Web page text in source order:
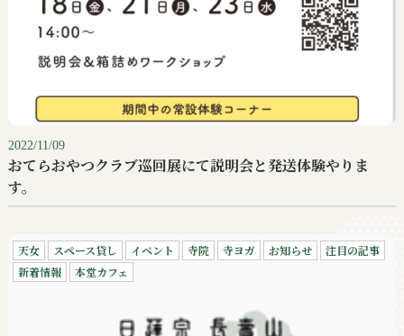
2022/11/09
おてらおやつクラブ巡回展にて説明会と発送体験やりま
す。
天女 スペース貸し イベント 寺院 寺ヨガ お知らせ
注目の記事
新着情報
本堂カフェ